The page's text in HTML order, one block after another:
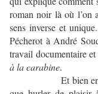
roman noir là où l’on
sens inverse et
Pécherot à André
travail documentaire
à la carabine.
Et bien entendu,